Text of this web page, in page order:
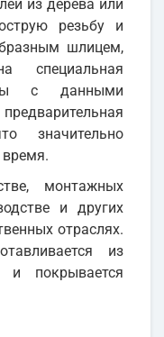
из дерева или
резьбу и
шлицем,
специальная
с данными
значительно
монтажных
и других
отраслях.
из
и покрывается